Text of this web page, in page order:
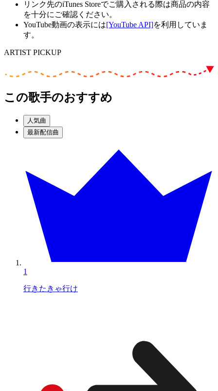
リンク先のiTunes Storeでご購入される際は商品の内容
を十分にご確認ください。
YouTube動画の表示には[YouTube API]を利用していま
す。
ARTIST PICKUP
この歌手のおすすめ
人気曲
最新配信曲
1
行きたきゃ行け